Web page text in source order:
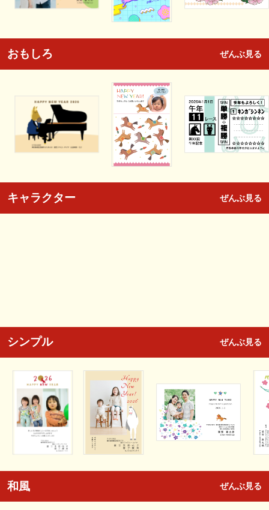
おもしろ ぜんぶ見る
キャラクター ぜんぶ見る
シンプル ぜんぶ見る
和風 ぜんぶ見る